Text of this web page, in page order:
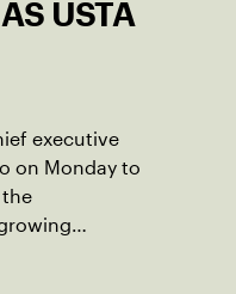
USTA
executive
on Monday to
the